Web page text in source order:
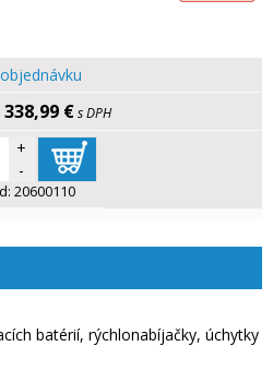
338,99 € s DPH
+
-
20600110
batérií, rýchlonabíjačky, úchytky